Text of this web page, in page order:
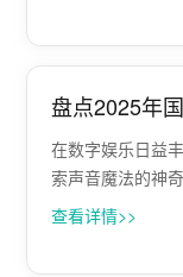
盘点2025年
在数字娱乐日益
索声音魔法的神
日常聊天，变声
查看详情>>